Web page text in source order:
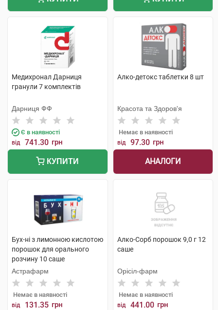
Медихронал Дарниця
гранули 7 комплектів
Дарниця ФФ
Є в наявності
від 741.30 грн
КУПИТИ
Алко-детокс таблетки 8 шт
Красота та Здоров'я
Немає в наявності
від 97.30 грн
АНАЛОГИ
Бух-ні з лимонною кислотою
порошок для орального
розчину 10 саше
Астрафарм
Немає в наявності
від 131.35 грн
Алко-Сорб порошок 9,0 г 12
саше
Орісіл-фарм
Немає в наявності
від 441.00 грн